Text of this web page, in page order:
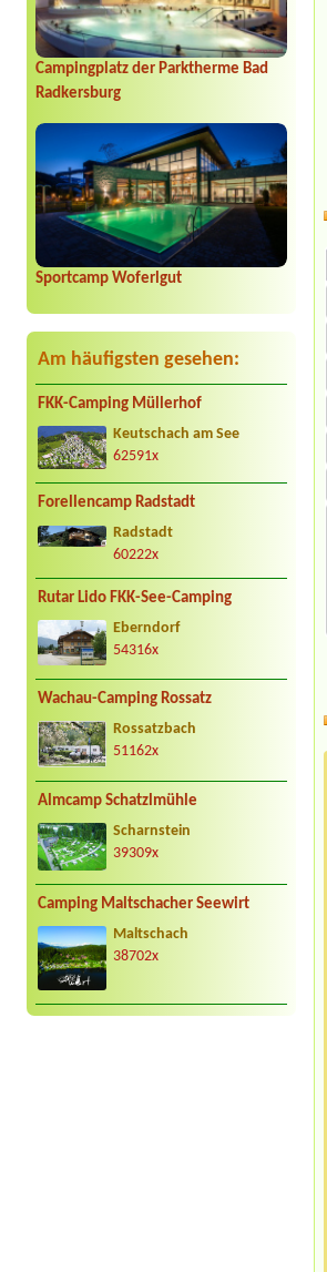
Campingplatz der Parktherme Bad
Radkersburg
Sportcamp Woferlgut
Am häufigsten gesehen:
FKK-Camping Müllerhof
Keutschach am See
62591x
Forellencamp Radstadt
Radstadt
60222x
Rutar Lido FKK-See-Camping
Eberndorf
54316x
Wachau-Camping Rossatz
Rossatzbach
51162x
Almcamp Schatzlmühle
Scharnstein
39309x
Camping Maltschacher Seewirt
Maltschach
38702x